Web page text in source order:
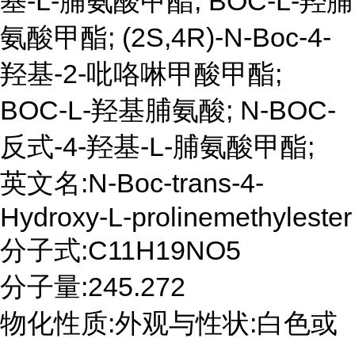
氨酸甲酯; (2S,4R)-N-Boc-4-
羟基-2-吡咯啉甲酸甲酯;
BOC-L-羟基脯氨酸; N-BOC-
反式-4-羟基-L-脯氨酸甲酯;
英文名:N-Boc-trans-4-
Hydroxy-L-prolinemethylester
分子式:C11H19NO5
分子量:245.272
物化性质:外观与性状:白色或